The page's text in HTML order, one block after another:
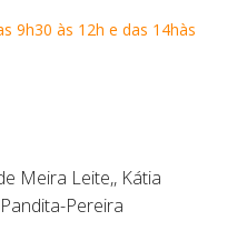
9h30 às 12h e das 14hàs
Meira Leite,, Kátia
Pereira